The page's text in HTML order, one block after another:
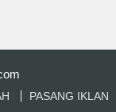
PASANG IKLAN